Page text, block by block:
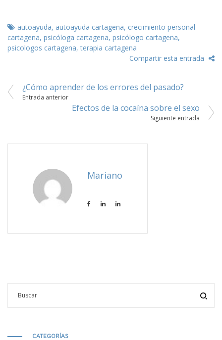
autoayuda, autoayuda cartagena, crecimiento personal
cartagena, psicóloga cartagena, psicólogo cartagena,
psicologos cartagena,terapia cartagena
Compartir esta entrada
Navegación
¿Cómo aprender de los errores del pasado?
Entrada anterior
Efectos de la cocaína sobre el sexo
Siguiente entrada
Mariano
CATEGORÍAS